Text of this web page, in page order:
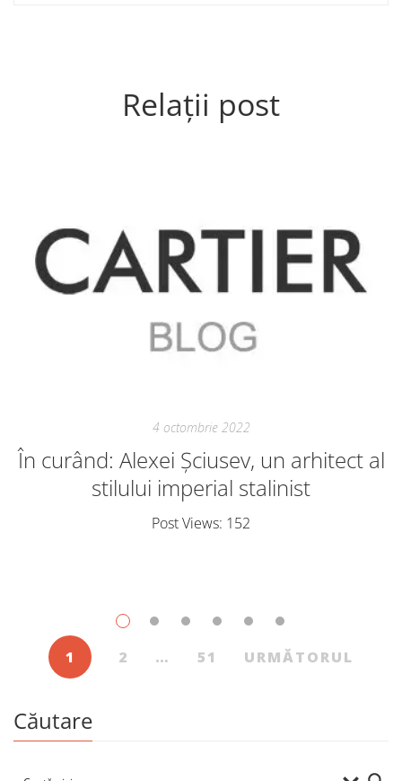
Relații post
4 octombrie 2022
În curând: Alexei Șciusev, un arhitect al
stilului imperial stalinist
Post Views: 152
1 2 … 51 URMĂTORUL
Căutare